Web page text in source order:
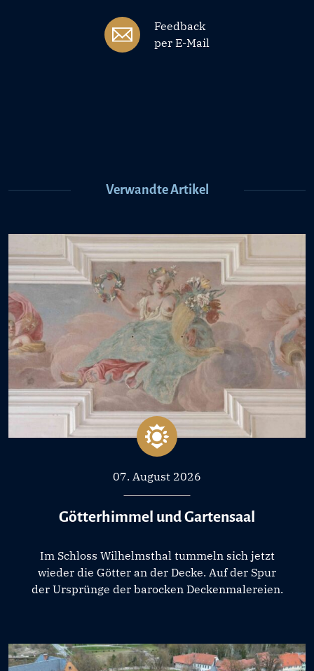
Feedback
per E-Mail
Verwandte Artikel
07. August 2026
Götterhimmel und Gartensaal
Im Schloss Wilhelmsthal tummeln sich jetzt
wieder die Götter an der Decke. Auf der Spur
der Ursprünge der barocken Deckenmalereien.